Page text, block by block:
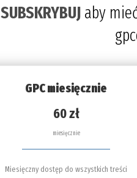
SUBSKRYBUJaby
GPC miesięcznie
60 zł
miesięcznie
Miesięczny dostęp do wszystkich treści